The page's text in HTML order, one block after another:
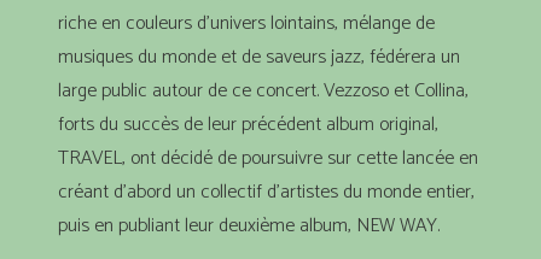
riche en couleurs d’univers lointains, mélange de
musiques du monde et de saveurs jazz, fédérera un
large public autour de ce concert. Vezzoso et Collina,
forts du succès de leur précédent album original,
TRAVEL, ont décidé de poursuivre sur cette lancée en
créant d’abord un collectif d’artistes du monde entier,
puis en publiant leur deuxième album, NEW WAY.